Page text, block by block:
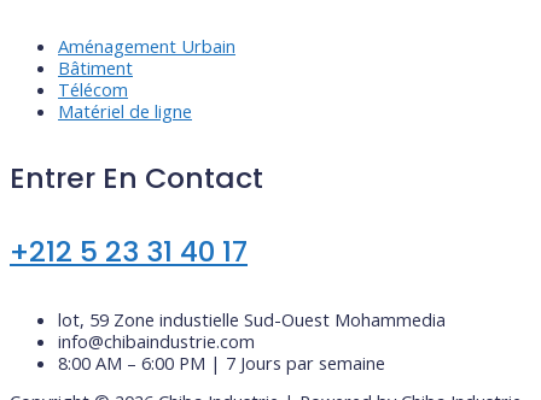
Aménagement Urbain
Bâtiment
Télécom
Matériel de ligne
Entrer En Contact
+212 5 23 31 40 17
lot, 59 Zone industielle Sud-Ouest Mohammedia
info@chibaindustrie.com
8:00 AM – 6:00 PM | 7 Jours par semaine